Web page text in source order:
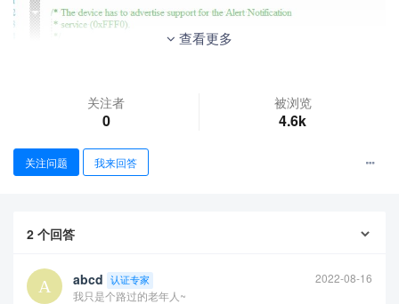
还有就是我现在能做到两个server可以发送数据到client，但不
查看更多
关注者
0
被浏览
4.6k
关注问题 我来回答
2 个回答
abcd 认证专家
2022-08-16
我只是个路过的老年人~